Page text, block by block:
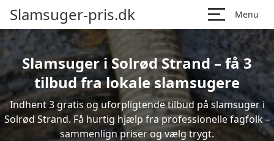
Slamsuger-pris.dk Menu
Slamsuger i Solrød Strand – få 3
tilbud fra lokale slamsugere
Indhent 3 gratis og uforpligtende tilbud på slamsuger i
Solrød Strand. Få hurtig hjælp fra professionelle fagfolk –
sammenlign priser og vælg trygt.